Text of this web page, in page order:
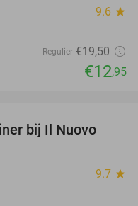
9.6 star
Regulier €19,50
€12,95
40%
bij Il Nuovo
9.7 star